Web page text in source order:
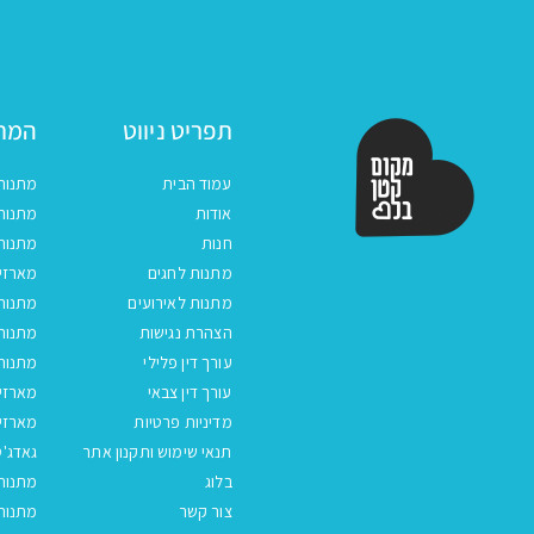
תפריט ניווט
עמוד הבית
אודות
חנות
מתנות לחגים
מתנות לאירועים
הצהרת נגישות
עורך דין פלילי
עורך דין צבאי
מדיניות פרטיות
תנאי שימוש ותקנון אתר
בלוג
צור קשר